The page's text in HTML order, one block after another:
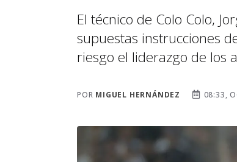
El técnico de Colo Colo,
supuestas instrucciones
riesgo el liderazgo de los
POR MIGUEL HERNÁNDEZ 08:33,